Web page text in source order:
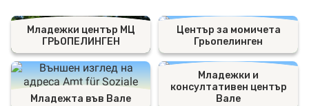
Младежки център МЦ
ГРЬОПЕЛИНГЕН
Център за момичета
Грьопелинген
Младежта във Вале
Младежки и
консултативен център
Вале